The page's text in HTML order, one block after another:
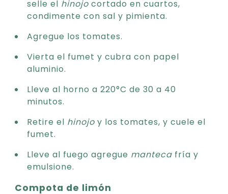
selle el hinojo cortado en cuartos,
condimente con sal y pimienta.
Agregue los tomates.
Vierta el fumet y cubra con papel
aluminio.
Lleve al horno a 220°C de 30 a 40
minutos.
Retire el hinojo y los tomates, y cuele el
fumet.
Lleve al fuego agregue manteca fría y
emulsione.
Compota de limón